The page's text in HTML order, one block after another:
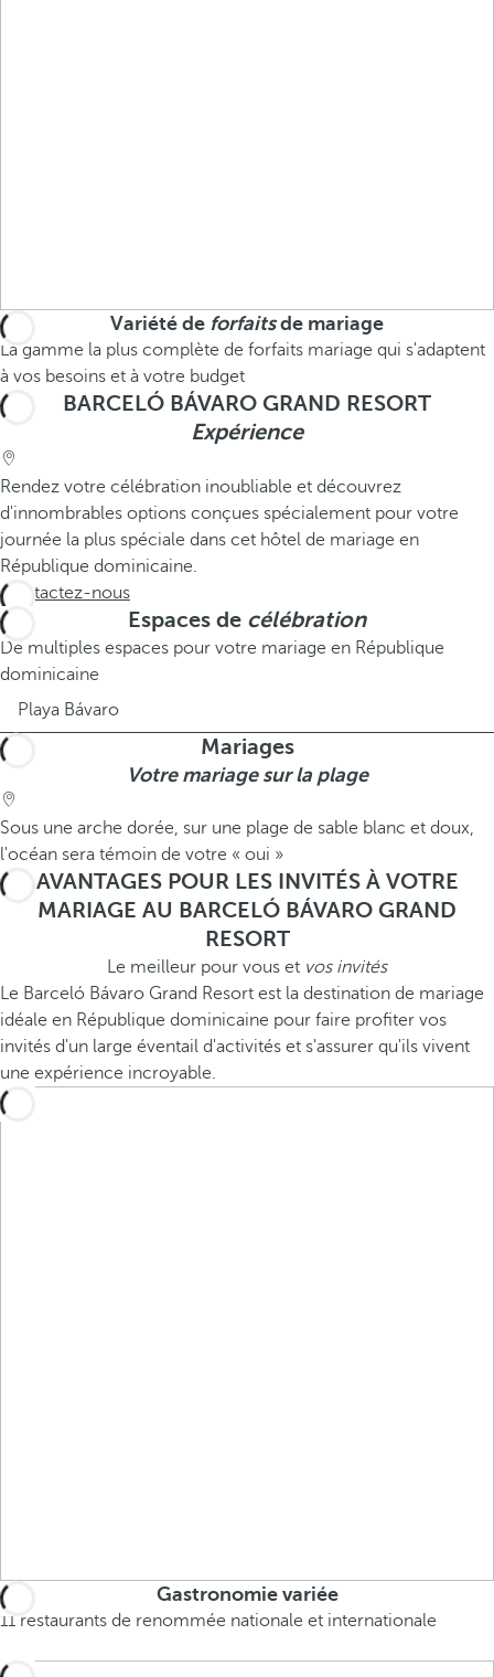
Variété de forfaitsde mariage
La gamme la plus complète de forfaits mariage qui s'adaptent
à vos besoins et à votre budget
BARCELÓ BÁVARO GRAND RESORT
Expérience
Rendez votre célébration inoubliable et découvrez
d'innombrables options conçues spécialement pour votre
journée la plus spéciale dans cet hôtel de mariage en
République dominicaine.
Contactez-nous
Espaces de célébration
De multiples espaces pour votre mariage en République
dominicaine
Playa Bávaro
Mariages
Votre mariage sur la plage
Sous une arche dorée, sur une plage de sable blanc et doux,
l'océan sera témoin de votre « oui »
AVANTAGES POUR LES INVITÉS À VOTRE
MARIAGE AU BARCELÓ BÁVARO GRAND
RESORT
Le meilleur pour vous et vos invités
Le Barceló Bávaro Grand Resort est la destination de mariage
idéale en République dominicaine pour faire profiter vos
invités d'un large éventail d'activités et s'assurer qu'ils vivent
une expérience incroyable.
Gastronomie variée
11 restaurants de renommée nationale et internationale